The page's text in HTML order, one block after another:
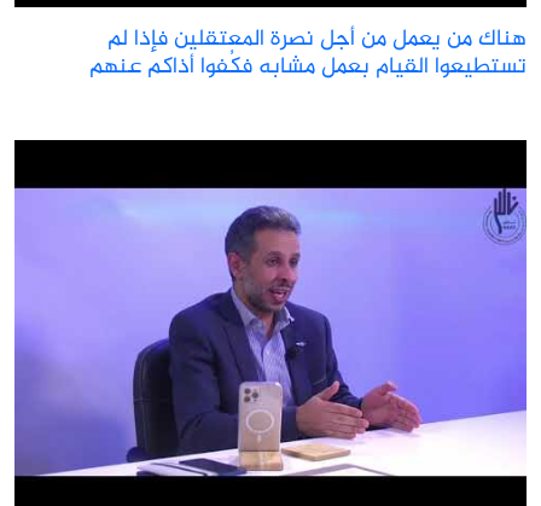
من يعمل من أجل نصرة المعتقلين فإذا لم
القيام بعمل مشابه فكُفوا أذاكم عنهم